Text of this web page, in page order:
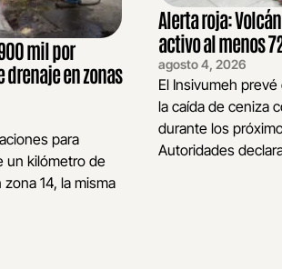
mil por
drenaje en zonas
para
un kilómetro de
14, la misma
Alerta roja:
activo al menos
agosto 4, 2026
El Insivumeh
la caída de ceniza
durante los
Autoridades